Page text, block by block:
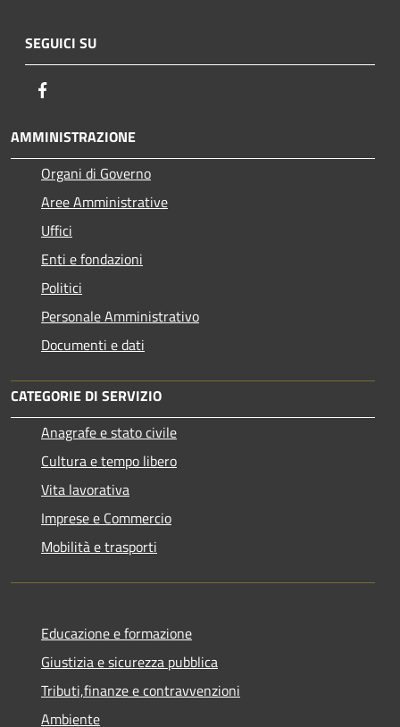
SEGUICI SU
AMMINISTRAZIONE
Organi di Governo
Aree Amministrative
Uffici
Enti e fondazioni
Politici
Personale Amministrativo
Documenti e dati
CATEGORIE DI SERVIZIO
Anagrafe e stato civile
Cultura e tempo libero
Vita lavorativa
Imprese e Commercio
Mobilità e trasporti
Educazione e formazione
Giustizia e sicurezza pubblica
Tributi,finanze e contravvenzioni
Ambiente